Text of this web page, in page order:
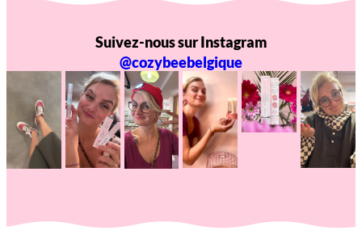
Suivez-nous sur Instagram
@cozybeebelgique